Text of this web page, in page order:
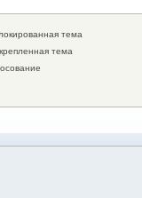
тема
тема